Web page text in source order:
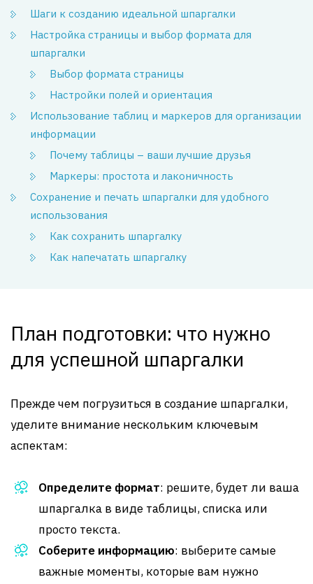
Шаги к созданию идеальной шпаргалки
Настройка страницы и выбор формата для
шпаргалки
Выбор формата страницы
Настройки полей и ориентация
Использование таблиц и маркеров для организации
информации
Почему таблицы – ваши лучшие друзья
Маркеры: простота и лаконичность
Сохранение и печать шпаргалки для удобного
использования
Как сохранить шпаргалку
Как напечатать шпаргалку
План подготовки: что нужно
для успешной шпаргалки
Прежде чем погрузиться в создание шпаргалки,
уделите внимание нескольким ключевым
аспектам:
Определите формат: решите, будет ли ваша
шпаргалка в виде таблицы, списка или
просто текста.
Соберите информацию: выберите самые
важные моменты, которые вам нужно